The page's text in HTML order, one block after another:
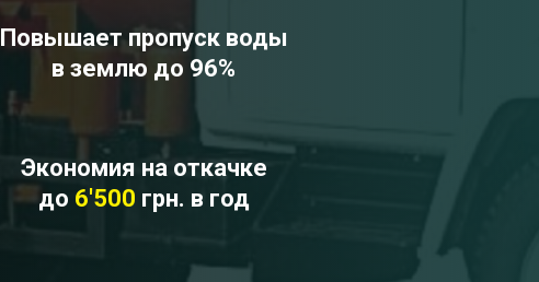
Повышает пропуск воды
в землю до 96%
Экономия на откачке
до 6'500 грн. в год